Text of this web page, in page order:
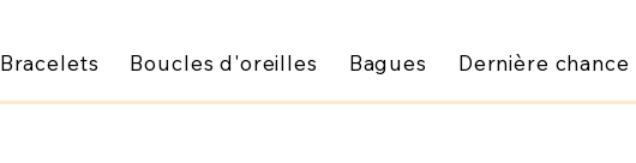
Bracelets Boucles d'oreilles Bagues Dernière chance